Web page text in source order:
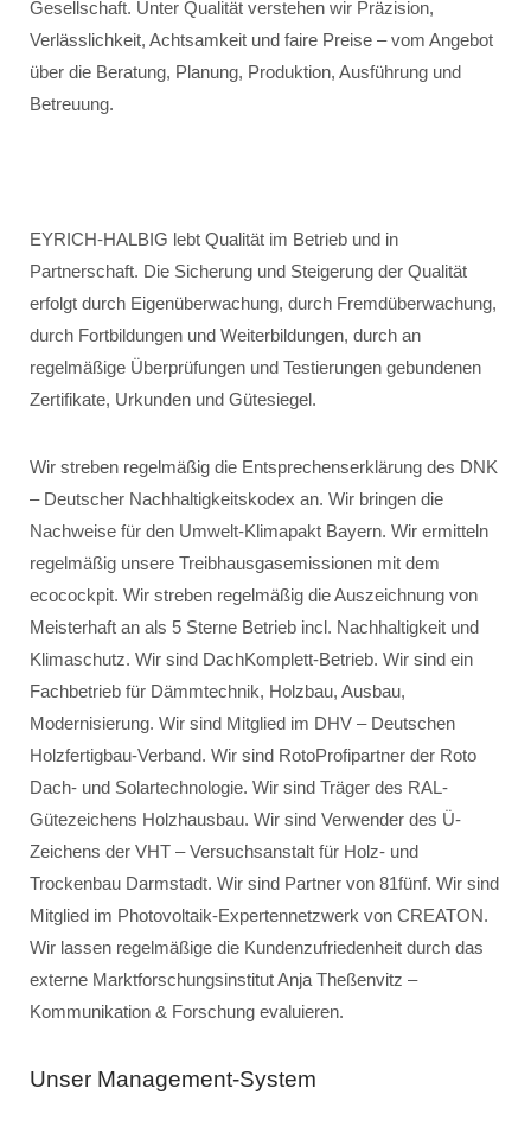
Gesellschaft. Unter Qualität verstehen wir Präzision,
Verlässlichkeit, Achtsamkeit und faire Preise – vom Angebot
über die Beratung, Planung, Produktion, Ausführung und
Betreuung.
EYRICH-HALBIG lebt Qualität im Betrieb und in
Partnerschaft. Die Sicherung und Steigerung der Qualität
erfolgt durch Eigenüberwachung, durch Fremdüberwachung,
durch Fortbildungen und Weiterbildungen, durch an
regelmäßige Überprüfungen und Testierungen gebundenen
Zertifikate, Urkunden und Gütesiegel.
Wir streben regelmäßig die Entsprechenserklärung des DNK
– Deutscher Nachhaltigkeitskodex an. Wir bringen die
Nachweise für den Umwelt-Klimapakt Bayern. Wir ermitteln
regelmäßig unsere Treibhausgasemissionen mit dem
ecocockpit. Wir streben regelmäßig die Auszeichnung von
Meisterhaft an als 5 Sterne Betrieb incl. Nachhaltigkeit und
Klimaschutz. Wir sind DachKomplett-Betrieb. Wir sind ein
Fachbetrieb für Dämmtechnik, Holzbau, Ausbau,
Modernisierung. Wir sind Mitglied im DHV – Deutschen
Holzfertigbau-Verband. Wir sind RotoProfipartner der Roto
Dach- und Solartechnologie. Wir sind Träger des RAL-
Gütezeichens Holzhausbau. Wir sind Verwender des Ü-
Zeichens der VHT – Versuchsanstalt für Holz- und
Trockenbau Darmstadt. Wir sind Partner von 81fünf. Wir sind
Mitglied im Photovoltaik-Expertennetzwerk von CREATON.
Wir lassen regelmäßige die Kundenzufriedenheit durch das
externe Marktforschungsinstitut Anja Theßenvitz –
Kommunikation & Forschung evaluieren.
Unser Management-System